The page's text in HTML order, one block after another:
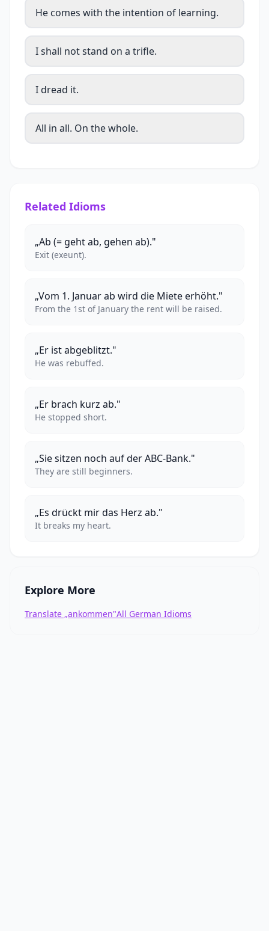
He comes with the intention of learning.
I shall not stand on a trifle.
I dread it.
All in all. On the whole.
Related Idioms
„Ab (= geht ab, gehen ab)."
Exit (exeunt).
„Vom 1. Januar ab wird die Miete erhöht."
From the 1st of January the rent will be raised.
„Er ist abgeblitzt."
He was rebuffed.
„Er brach kurz ab."
He stopped short.
„Sie sitzen noch auf der ABC-Bank."
They are still beginners.
„Es drückt mir das Herz ab."
It breaks my heart.
Explore More
Translate „ankommen"All German Idioms